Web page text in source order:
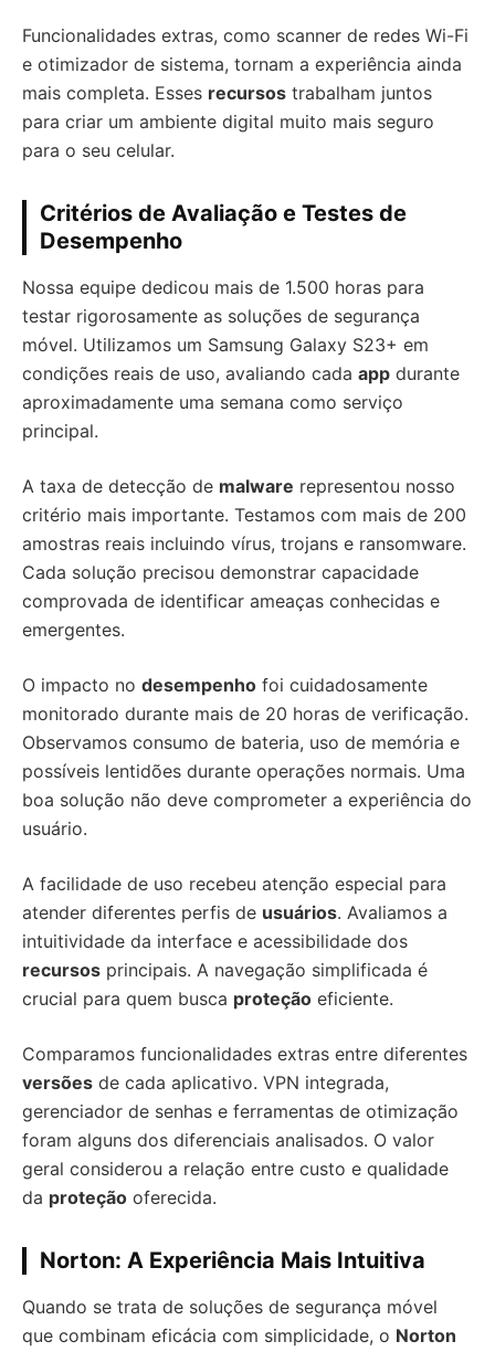
Funcionalidades extras, como scanner de redes Wi-Fi
e otimizador de sistema, tornam a experiência ainda
mais completa. Esses recursos trabalham juntos
para criar um ambiente digital muito mais seguro
para o seu celular.
Critérios de Avaliação e Testes de
Desempenho
Nossa equipe dedicou mais de 1.500 horas para
testar rigorosamente as soluções de segurança
móvel. Utilizamos um Samsung Galaxy S23+ em
condições reais de uso, avaliando cada app durante
aproximadamente uma semana como serviço
principal.
A taxa de detecção de malware representou nosso
critério mais importante. Testamos com mais de 200
amostras reais incluindo vírus, trojans e ransomware.
Cada solução precisou demonstrar capacidade
comprovada de identificar ameaças conhecidas e
emergentes.
O impacto no desempenho foi cuidadosamente
monitorado durante mais de 20 horas de verificação.
Observamos consumo de bateria, uso de memória e
possíveis lentidões durante operações normais. Uma
boa solução não deve comprometer a experiência do
usuário.
A facilidade de uso recebeu atenção especial para
atender diferentes perfis de usuários. Avaliamos a
intuitividade da interface e acessibilidade dos
recursos principais. A navegação simplificada é
crucial para quem busca proteção eficiente.
Comparamos funcionalidades extras entre diferentes
versões de cada aplicativo. VPN integrada,
gerenciador de senhas e ferramentas de otimização
foram alguns dos diferenciais analisados. O valor
geral considerou a relação entre custo e qualidade
da proteção oferecida.
Norton: A Experiência Mais Intuitiva
Quando se trata de soluções de segurança móvel
que combinam eficácia com simplicidade, o Norton